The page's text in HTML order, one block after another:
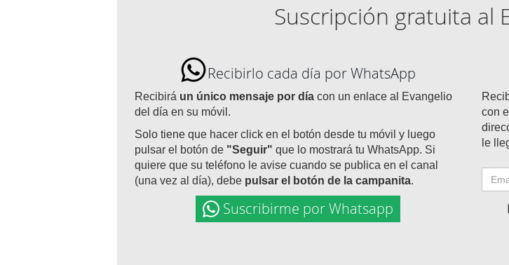
Suscripción gratuita al
Recibirlo cada día por WhatsApp
Recibirá un único mensaje por día con un enlace al Evangelio
del día en su móvil.
Solo tiene que hacer click en el botón desde tu móvil y luego
pulsar el botón de "Seguir" que lo mostrará tu WhatsApp. Si
quiere que su teléfono le avise cuando se publica en el canal
(una vez al día), debe pulsar el botón de la campanita.
Suscribirme por Whatsapp
con
le